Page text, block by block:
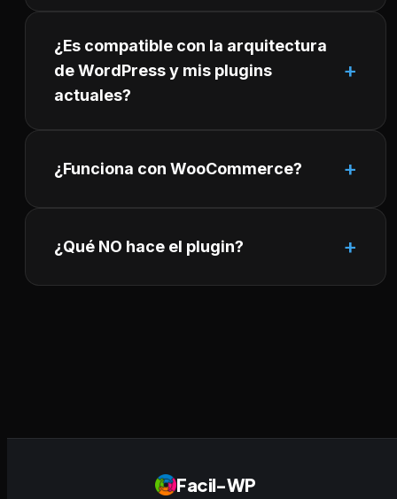
¿Es compatible con la arquitectura
de WordPress y mis plugins
actuales?
¿Funciona con WooCommerce?
¿Qué NO hace el plugin?
Facil-WP